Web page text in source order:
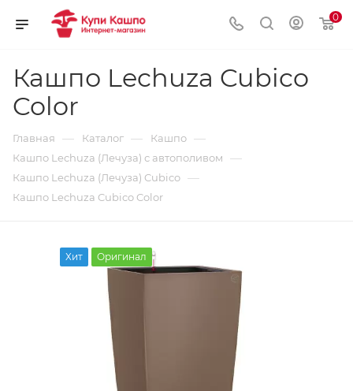
0
Кашпо Lechuza Cubico
Color
Главная — Каталог — Кашпо —
Кашпо Lechuza (Лечуза) с автополивом —
Кашпо Lechuza (Лечуза) Cubico —
Кашпо Lechuza Cubico Color
Хит Оригинал